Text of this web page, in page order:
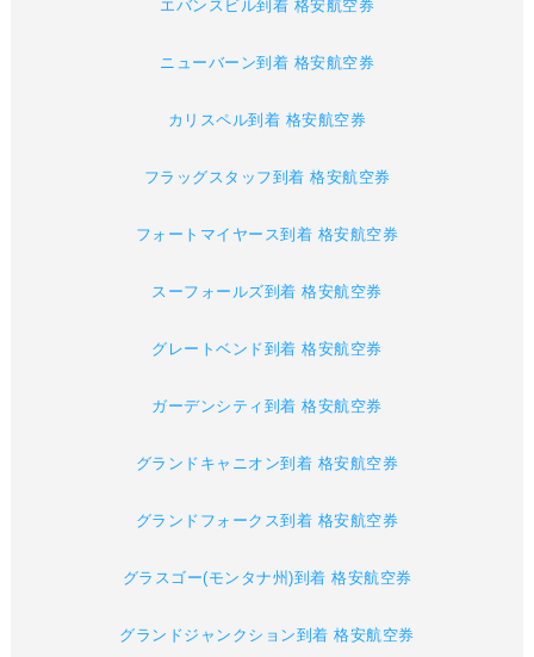
エバンスビル到着 格安航空券
ニューバーン到着 格安航空券
カリスペル到着 格安航空券
フラッグスタッフ到着 格安航空券
フォートマイヤース到着 格安航空券
スーフォールズ到着 格安航空券
グレートベンド到着 格安航空券
ガーデンシティ到着 格安航空券
グランドキャニオン到着 格安航空券
グランドフォークス到着 格安航空券
グラスゴー(モンタナ州)到着 格安航空券
グランドジャンクション到着 格安航空券